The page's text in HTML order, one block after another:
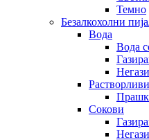
Темно
Безалкохолни
Вода
Вода
Сокови